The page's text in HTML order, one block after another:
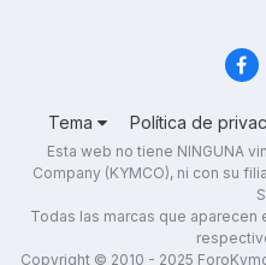
Tema Política de
Esta web no tiene NINGUNA
Company (KYMCO), ni con su
Todas las marcas que
Copyright © 2010 - 2025